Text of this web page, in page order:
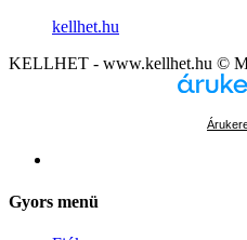
kellhet.hu
KELLHET - www.kellhet.hu ©
Gyors menü